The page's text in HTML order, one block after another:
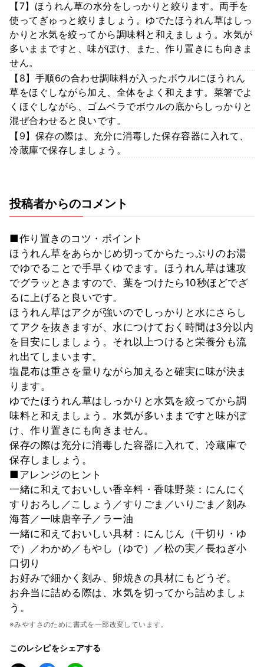
【7】ほうれん草の水分をしっかりと絞ります。両手を
使ってぎゅっと絞りましょう。ゆでたほうれん草はしっ
かりと水気を絞ってから調味料と和えましょう。水気が
多いままですと、味がぼけ、また、作り置きにも向きま
せん。
【8】手順6の合わせ調味料が入ったボウルにほうれん
草をほぐしながら加え、全体をよく和えます。菜箸でよ
くほぐしながら、ゴムベラでボウルの底からしっかりと
混ぜ合わせると良いです。
【9】保存の際は、充分に消毒した保存容器に入れて、
冷蔵庫で保存しましょう。
投稿者からのコメント
■作り置きのコツ・ポイント
ほうれん草をあらかじめ切ってからたっぷりのお湯
でゆでることで手早くゆでます。ほうれん草は速攻
でグラッときますので、葉をつけたら10秒ほどでざ
るに上げると良いです。
ほうれん草はアクが強いのでしっかりと水にさらし
てアクを抜きますが、水につけておく時間は3分以内
を目安にしましょう。それ以上つけると栄養分も流
れ出てしまいます。
塩昆布は重さを量りながら加えると確実に味が決ま
ります。
ゆでたほうれん草はしっかりと水気を絞ってから調
味料と和えましょう。水気が多いままですと味がぼ
け、作り置きにも向きません。
保存の際は充分に消毒した容器に入れて、冷蔵庫で
保存しましょう。
■アレンジのヒント
一緒に和えておいしい香辛料・香味野菜：にんにく
すりおろし／こしょう／すりごま／いりごま／刻み
海苔／一味唐辛子／ラー油
一緒に和えておいしい具材：にんじん（千切り・ゆ
で）／わかめ／もやし（ゆで）／松の実／長ねぎ小
口切り
お好みで細かく刻み、卵焼きの具材にもどうぞ。
お弁当に詰める際は、水気を切ってから詰めましょ
う。
※みやすさのために書式を一部改変しています。
このレシピをシェアする